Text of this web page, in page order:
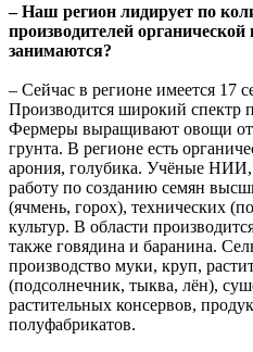
– Наш регион лидирует по
производителей
занимаются?
– Сейчас в регионе имеется 17
Производится широкий спектр
Фермеры выращивают овощи
грунта. В регионе есть
арония, голубика. Учёные НИИ,
работу по созданию семян
(ячмень, горох), технических
культур. В области
также говядина и баранина.
производство муки, круп,
(подсолнечник, тыква, лён),
растительных консервов,
полуфабрикатов.